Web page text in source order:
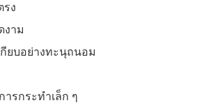
รง
งาม
ยบอย่างทะนุถนอม
ารกระทำเล็ก ๆ